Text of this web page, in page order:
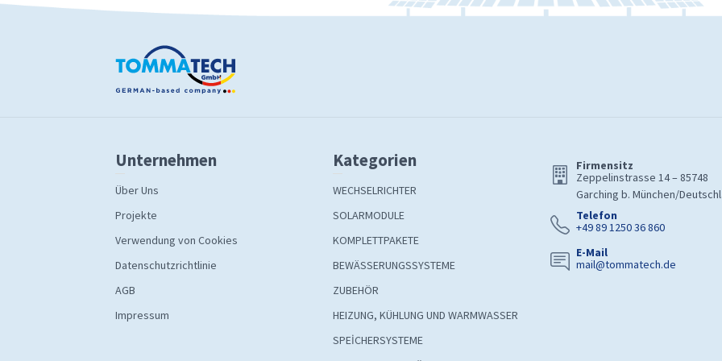
Unternehmen
Über Uns
Projekte
Verwendung von Cookies
Datenschutzrichtlinie
AGB
Impressum
Kategorien
WECHSELRICHTER
SOLARMODULE
KOMPLETTPAKETE
BEWÄSSERUNGSSYSTEME
ZUBEHÖR
HEIZUNG, KÜHLUNG UND WARMWASSER
SPEİCHERSYSTEME
Firmensitz
Zeppelinstrasse 14 – 85748
Garching b. München/
Telefon
+49 89 1250 36 860
E-Mail
mail@tommatech.de